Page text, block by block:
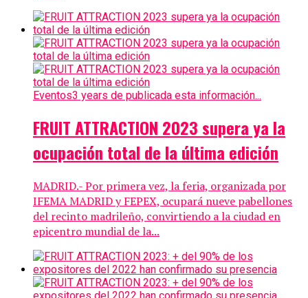
Eventos3 years de publicada esta información...
FRUIT ATTRACTION 2023 supera ya la
ocupación total de la última edición
MADRID.- Por primera vez, la feria, organizada por
IFEMA MADRID y FEPEX, ocupará nueve pabellones
del recinto madrileño, convirtiendo a la ciudad en
epicentro mundial de la...